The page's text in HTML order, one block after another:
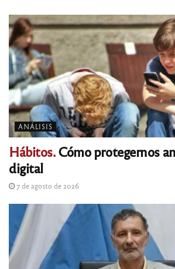
ANÁLISIS
Hábitos.Cómo protegernos
digital
7 de agosto de 2026